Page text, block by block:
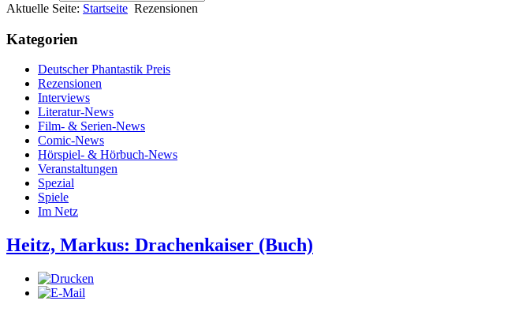
Aktuelle Seite: Startseite Rezensionen
Kategorien
Deutscher Phantastik Preis
Rezensionen
Interviews
Literatur-News
Film- & Serien-News
Comic-News
Hörspiel- & Hörbuch-News
Veranstaltungen
Spezial
Spiele
Im Netz
Heitz, Markus: Drachenkaiser (Buch)